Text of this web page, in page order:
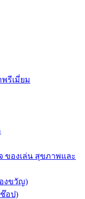
รีเมี่ยม
ของเล่น สุขภาพและ
งขวัญ)
ช๊อป)